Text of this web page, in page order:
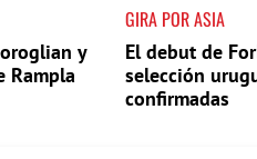
y
Rampla
GIRA POR ASIA
El debut de
selección
confirmadas